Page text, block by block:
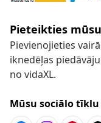
Pieteikties
Pievienojieties
iknedēļas
no vidaXL.
Mūsu sociālo